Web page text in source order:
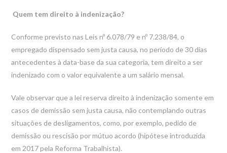
Quem tem direito à indenização?
Conforme previsto nas Leis nº 6.078/79 e nº 7.238/84, o
empregado dispensado sem justa causa, no período de 30 dias
antecedentes à data-base da sua categoria, tem direito a ser
indenizado com o valor equivalente a um salário mensal.
Vale observar que a lei reserva direito à indenização somente em
casos de demissão sem justa causa, não contemplando outras
situações de desligamentos, como, por exemplo, pedido de
demissão ou rescisão por mútuo acordo (hipótese introduzida
em 2017 pela Reforma Trabalhista).